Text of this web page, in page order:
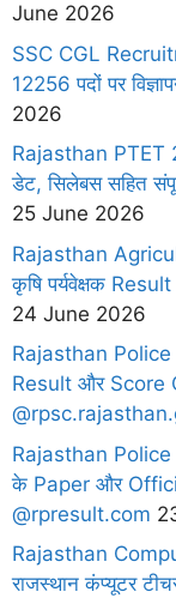
June 2026
SSC CGL
12256 पदों पर
2026
Rajasthan PTET
डेट, सिलेबस सहित
25 June 2026
Rajasthan
कृषि पर्यवेक्षक
24 June 2026
Rajasthan Police
Result और Score
Rajasthan Police
के Paper और
@rpresult.com
Rajasthan
राजस्थान कंप्यूटर